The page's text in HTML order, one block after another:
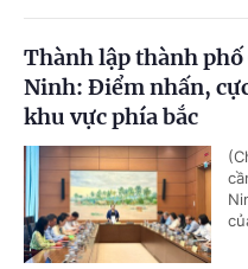
Thành lập thành phố
Ninh: Điểm nhấn,
khu vực phía bắc